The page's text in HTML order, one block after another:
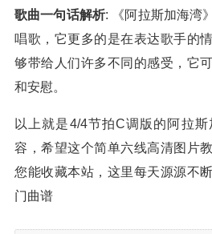
歌曲一句话解析: 《阿拉斯加海湾
唱歌，它更多的是在表达歌手的
够带给人们许多不同的感受，它
和安慰。
以上就是4/4节拍C调版的阿拉
容，希望这个简单六线高清图片
您能收藏本站，这里每天源源不
门曲谱